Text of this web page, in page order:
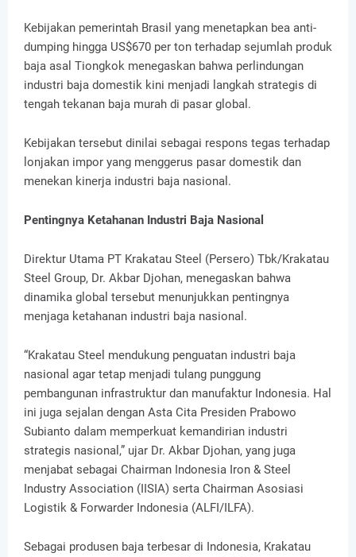
Kebijakan pemerintah Brasil yang menetapkan bea anti-
dumping hingga US$670 per ton terhadap sejumlah produk
baja asal Tiongkok menegaskan bahwa perlindungan
industri baja domestik kini menjadi langkah strategis di
tengah tekanan baja murah di pasar global.
Kebijakan tersebut dinilai sebagai respons tegas terhadap
lonjakan impor yang menggerus pasar domestik dan
menekan kinerja industri baja nasional.
Pentingnya Ketahanan Industri Baja Nasional
Direktur Utama PT Krakatau Steel (Persero) Tbk/Krakatau
Steel Group, Dr. Akbar Djohan, menegaskan bahwa
dinamika global tersebut menunjukkan pentingnya
menjaga ketahanan industri baja nasional.
“Krakatau Steel mendukung penguatan industri baja
nasional agar tetap menjadi tulang punggung
pembangunan infrastruktur dan manufaktur Indonesia. Hal
ini juga sejalan dengan Asta Cita Presiden Prabowo
Subianto dalam memperkuat kemandirian industri
strategis nasional,” ujar Dr. Akbar Djohan, yang juga
menjabat sebagai Chairman Indonesia Iron & Steel
Industry Association (IISIA) serta Chairman Asosiasi
Logistik & Forwarder Indonesia (ALFI/ILFA).
Sebagai produsen baja terbesar di Indonesia, Krakatau